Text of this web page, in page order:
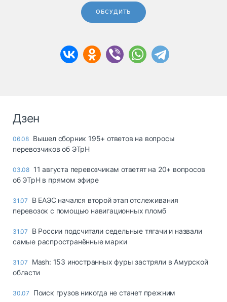
ОБСУДИТЬ
Дзен
06.08 Вышел сборник 195+ ответов на вопросы
перевозчиков об ЭТрН
03.08 11 августа перевозчикам ответят на 20+ вопросов
об ЭТрН в прямом эфире
31.07
В ЕАЭС начался второй этап отслеживания
перевозок с помощью навигационных пломб
31.07
В России подсчитали седельные тягачи и назвали
самые распространённые марки
31.07
Mash: 153 иностранных фуры застряли в Амурской
области
30.07 Поиск грузов никогда не станет прежним